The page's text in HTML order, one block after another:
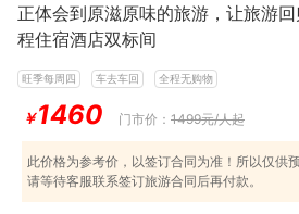
正体会到原滋原味的旅游，让旅游
程住宿酒店双标间
旺季每周四 车去车回 全程无购物
￥1460 门市价： 1499元/人起
此价格为参考价，以签订合同为准！所以仅供
请等待客服联系签订旅游合同后再付款。